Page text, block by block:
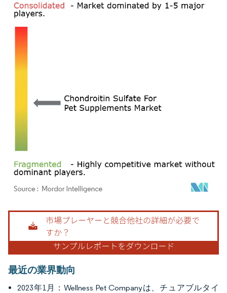
画像 © Mordor Intelligence。再利用にはCC BY 4.0の表示が必要です。
最近の業界動向
2023年1月：Wellness Pet Companyは、チュアブルタイ